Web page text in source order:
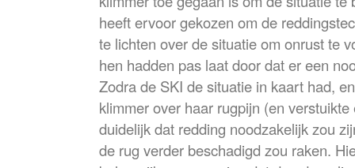
heeft ervoor gekozen om de
te lichten over de situatie om onrust te
hen hadden pas laat door dat er een
Zodra de SKI de situatie in kaart had,
klimmer over haar rugpijn (en
duidelijk dat redding noodzakelijk zou
de rug verder beschadigd zou raken.